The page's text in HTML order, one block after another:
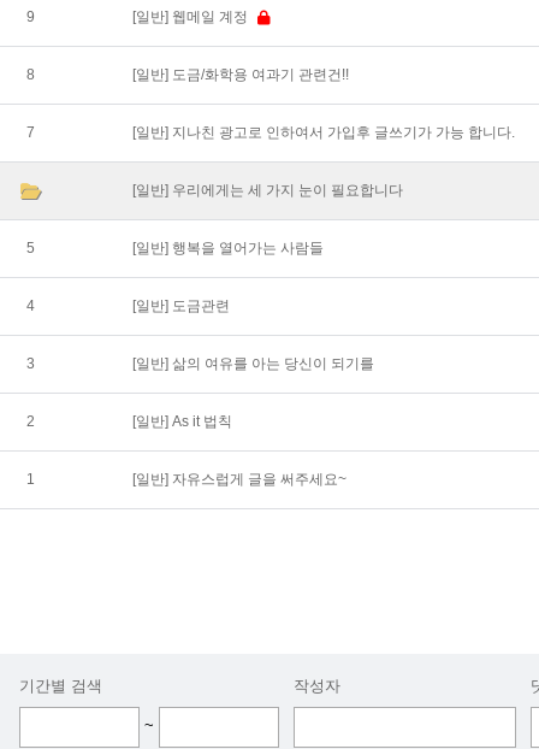
9 [일반] 웹메일 계정
8 [일반] 도금/화학용 여과기 관련건!!
7 [일반] 지나친 광고로 인하여서 가입후 글쓰기가 가능 합니다.
[일반] 우리에게는 세 가지 눈이 필요합니다
5 [일반] 행복을 열어가는 사람들
4 [일반] 도금관련
3 [일반] 삶의 여유를 아는 당신이 되기를
2 [일반] As it 법칙
1 [일반] 자유스럽게 글을 써주세요~
기간별 검색
~
작성자